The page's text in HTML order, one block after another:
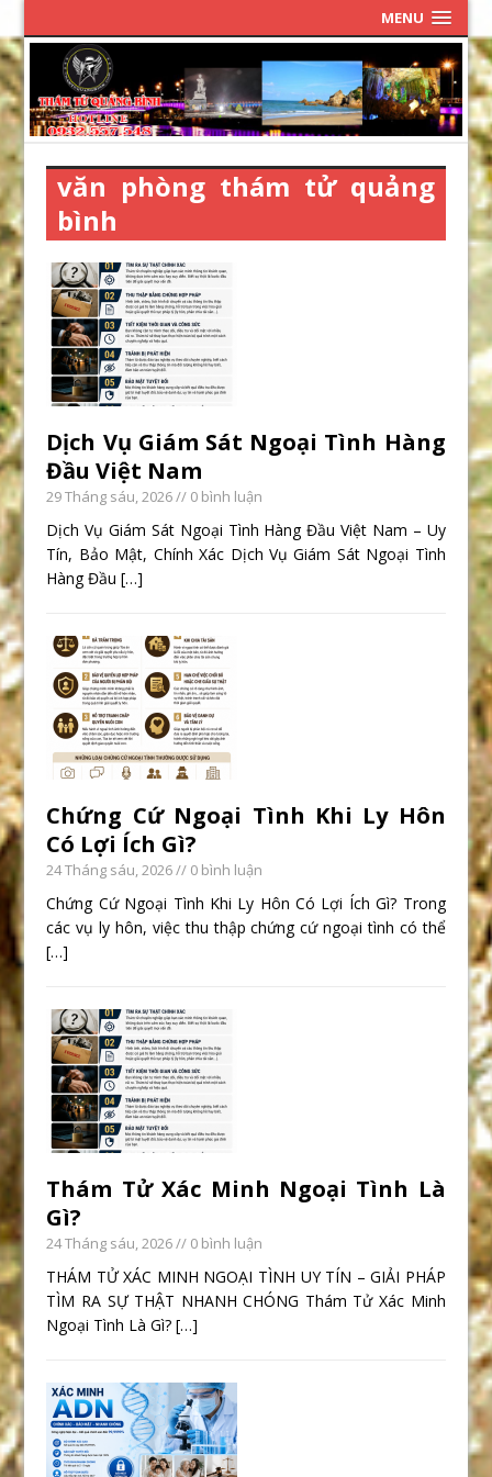
MENU
văn phòng thám tử quảng
bình
Dịch Vụ Giám Sát Ngoại Tình Hàng
Đầu Việt Nam
29 Tháng sáu, 2026// 0 bình luận
Dịch Vụ Giám Sát Ngoại Tình Hàng Đầu Việt Nam – Uy
Tín, Bảo Mật, Chính Xác Dịch Vụ Giám Sát Ngoại Tình
Hàng Đầu[…]
Chứng Cứ Ngoại Tình Khi Ly Hôn
Có Lợi Ích Gì?
24 Tháng sáu, 2026// 0 bình luận
Chứng Cứ Ngoại Tình Khi Ly Hôn Có Lợi Ích Gì? Trong
các vụ ly hôn, việc thu thập chứng cứ ngoại tình có thể
[…]
Thám Tử Xác Minh Ngoại Tình Là
Gì?
24 Tháng sáu, 2026// 0 bình luận
THÁM TỬ XÁC MINH NGOẠI TÌNH UY TÍN – GIẢI PHÁP
TÌM RA SỰ THẬT NHANH CHÓNG Thám Tử Xác Minh
Ngoại Tình Là Gì?[…]